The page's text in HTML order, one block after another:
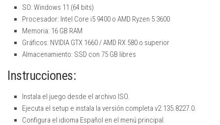
SO: Windows 11 (64 bits)
Procesador: Intel Core i5 9400 o AMD Ryzen 5 3600
Memoria: 16 GB RAM
Gráficos: NVIDIA GTX 1660 / AMD RX 580 o superior
Almacenamiento: SSD con 75 GB libres
Instrucciones:
Instala el juego desde el archivo ISO.
Ejecuta el setup e instala la versión completa v2.135.8227.0.
Configura el idioma Español en el menú principal.